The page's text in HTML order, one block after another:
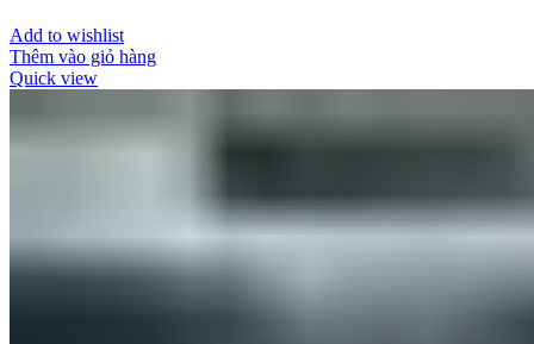
Add to wishlist
Thêm vào giỏ hàng
Quick view